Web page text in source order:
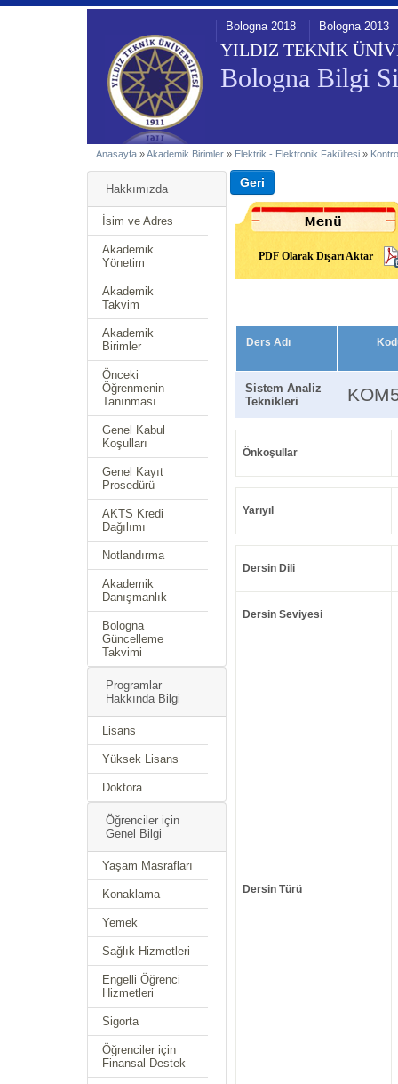
YILDIZ TEKNİK
Bologna Bilgi
Bologna 2018 Bologna 2013
Anasayfa »Akademik Birimler » Elektrik - Elektronik Fakültesi »
Hakkımızda
İsim ve Adres
Akademik
Yönetim
Akademik
Takvim
Akademik
Birimler
Önceki
Öğrenmenin
Tanınması
Genel Kabul
Koşulları
Genel Kayıt
Prosedürü
AKTS Kredi
Dağılımı
Notlandırma
Akademik
Danışmanlık
Bologna
Güncelleme
Takvimi
Programlar
Hakkında Bilgi
Lisans
Yüksek Lisans
Doktora
Öğrenciler için
Genel Bilgi
Yaşam Masrafları
Konaklama
Yemek
Sağlık Hizmetleri
Engelli Öğrenci
Hizmetleri
Sigorta
Öğrenciler için
Finansal Destek
PDF Olarak Dışarı Aktar
Ders Adı
Sistem Analiz
Teknikleri
Önkoşullar
Yarıyıl
Dersin Dili
Dersin Seviyesi
Dersin Türü